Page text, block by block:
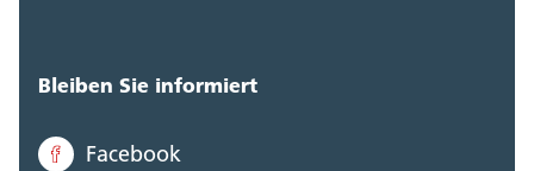
Bleiben Sie informiert
Facebook